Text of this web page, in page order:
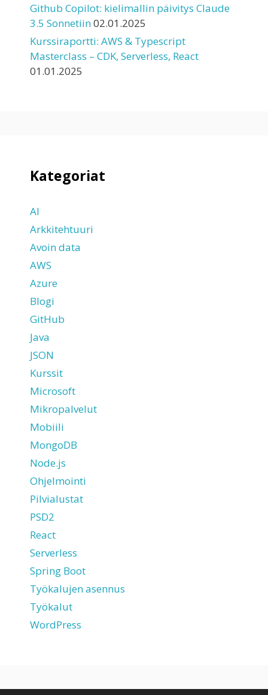
Github Copilot: kielimallin päivitys Claude
3.5 Sonnetiin02.01.2025
Kurssiraportti: AWS & Typescript
Masterclass – CDK, Serverless, React
01.01.2025
Kategoriat
AI
Arkkitehtuuri
Avoin data
AWS
Azure
Blogi
GitHub
Java
JSON
Kurssit
Microsoft
Mikropalvelut
Mobiili
MongoDB
Node.js
Ohjelmointi
Pilvialustat
PSD2
React
Serverless
Spring Boot
Työkalujen asennus
Työkalut
WordPress